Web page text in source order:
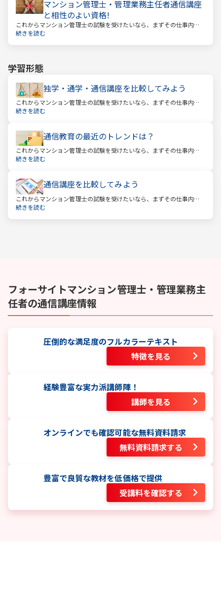
マンション管理士・管理業務主任者通信講座
と相性のよい資格!
これからマンション管理士の試験を受けたいなら、まずその仕事内容
を確かめましょう。この仕事では、マンション管理組合の総合的なサ
続きを読む
学習形態
独学・通学・通信講座を比較してみよう
これからマンション管理士の試験を受けたいなら、まずその仕事内容
を確かめましょう。この仕事では、マンション管理組合の総合的なサ
続きを読む
通信教育の最近のトレンドは？
これからマンション管理士の試験を受けたいなら、まずその仕事内容
を確かめましょう。この仕事では、マンション管理組合の総合的なサ
続きを読む
通信講座を比較してみよう
これからマンション管理士の試験を受けたいなら、まずその仕事内容
を確かめましょう。この仕事では、マンション管理組合の総合的なサ
続きを読む
フォーサイトマンション管理士・管理業務主
任者の通信講座情報
圧倒的な満足度のフルカラーテキスト
特徴を見る
経験豊富な実力派講師陣！
講師を見る
オンラインでも確認可能な無料資料請求
無料資料請求する
豊富で良質な教材を低価格で提供
受講料を確認する